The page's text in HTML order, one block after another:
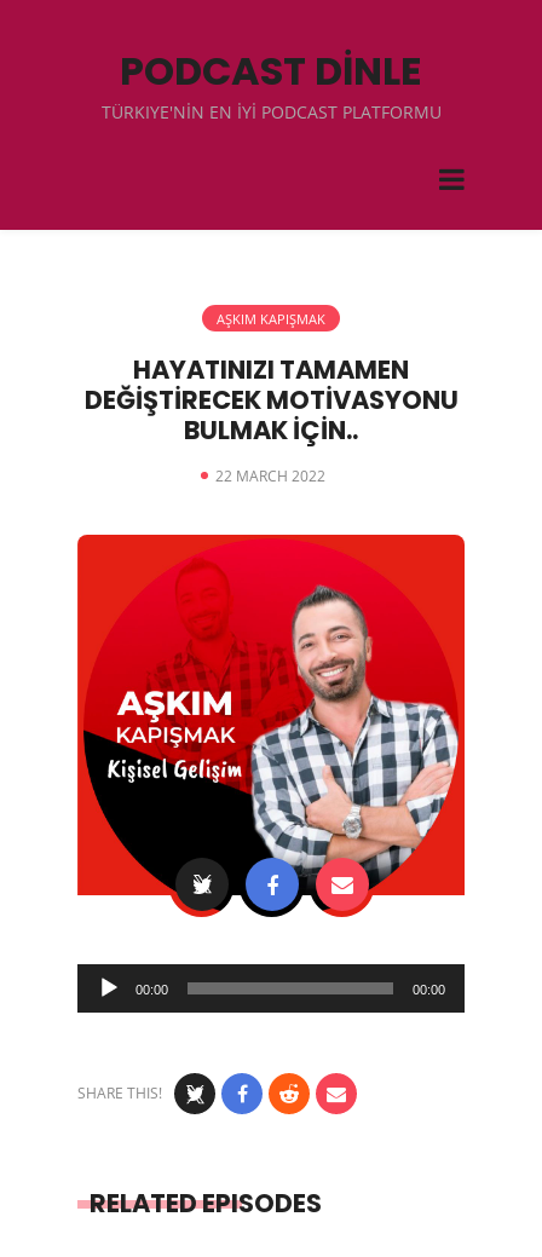
PODCAST DİNLE
TÜRKIYE'NİN EN İYİ PODCAST PLATFORMU
AŞKIM KAPIŞMAK
HAYATINIZI TAMAMEN
DEĞİŞTİRECEK MOTİVASYONU
BULMAK İÇİN..
22 MARCH 2022
Audio
Player
00:00 00:00
SHARE THIS!
RELATED EPISODES